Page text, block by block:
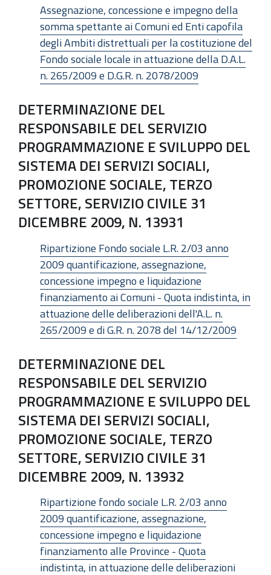
Assegnazione, concessione e impegno della
somma spettante ai Comuni ed Enti capofila
degli Ambiti distrettuali per la costituzione del
Fondo sociale locale in attuazione della D.A.L.
n. 265/2009 e D.G.R. n. 2078/2009
DETERMINAZIONE DEL
RESPONSABILE DEL SERVIZIO
PROGRAMMAZIONE E SVILUPPO DEL
SISTEMA DEI SERVIZI SOCIALI,
PROMOZIONE SOCIALE, TERZO
SETTORE, SERVIZIO CIVILE 31
DICEMBRE 2009, N. 13931
Ripartizione Fondo sociale L.R. 2/03 anno
2009 quantificazione, assegnazione,
concessione impegno e liquidazione
finanziamento ai Comuni - Quota indistinta, in
attuazione delle deliberazioni dell'A.L. n.
265/2009 e di G.R. n. 2078 del 14/12/2009
DETERMINAZIONE DEL
RESPONSABILE DEL SERVIZIO
PROGRAMMAZIONE E SVILUPPO DEL
SISTEMA DEI SERVIZI SOCIALI,
PROMOZIONE SOCIALE, TERZO
SETTORE, SERVIZIO CIVILE 31
DICEMBRE 2009, N. 13932
Ripartizione fondo sociale L.R. 2/03 anno
2009 quantificazione, assegnazione,
concessione impegno e liquidazione
finanziamento alle Province - Quota
indistinta, in attuazione delle deliberazioni